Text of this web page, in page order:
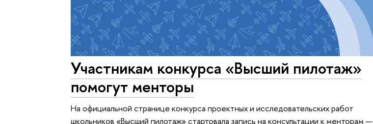
Участникам конкурса «Высший пилотаж»
помогут менторы
На официальной странице конкурса проектных и исследовательских работ
школьников «Высший пилотаж» стартовала запись на консультации к менторам —